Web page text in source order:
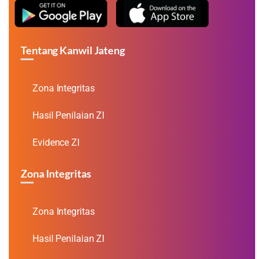
Tentang Kanwil Jateng
Zona Integritas
Hasil Penilaian ZI
Evidence ZI
Zona Integritas
Zona Integritas
Hasil Penilaian ZI